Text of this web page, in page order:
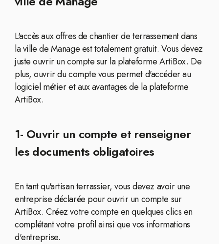
L'accès aux offres de chantier de terrassement dans
la ville de Manage est totalement gratuit. Vous devez
juste ouvrir un compte sur la plateforme ArtiBox. De
plus, ouvrir du compte vous permet d'accéder au
logiciel métier et aux avantages de la plateforme
ArtiBox.
1- Ouvrir un compte et renseigner
les documents obligatoires
En tant qu'artisan terrassier, vous devez avoir une
entreprise déclarée pour ouvrir un compte sur
ArtiBox. Créez votre compte en quelques clics en
complétant votre profil ainsi que vos informations
d'entreprise.